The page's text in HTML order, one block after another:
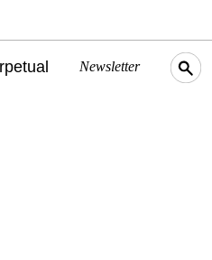
Newsletter